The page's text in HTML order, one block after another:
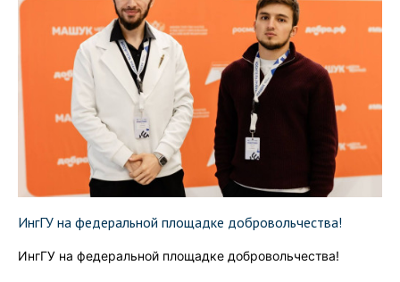
ИнгГУ на федеральной площадке добровольчества!
ИнгГУ на федеральной площадке добровольчества!